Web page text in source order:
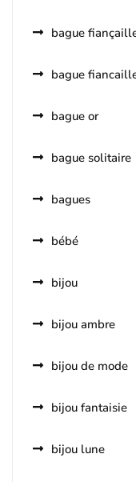
bague
bague
bague or
bague solitaire
bagues
bébé
bijou
bijou ambre
bijou de mode
bijou fantaisie
bijou lune